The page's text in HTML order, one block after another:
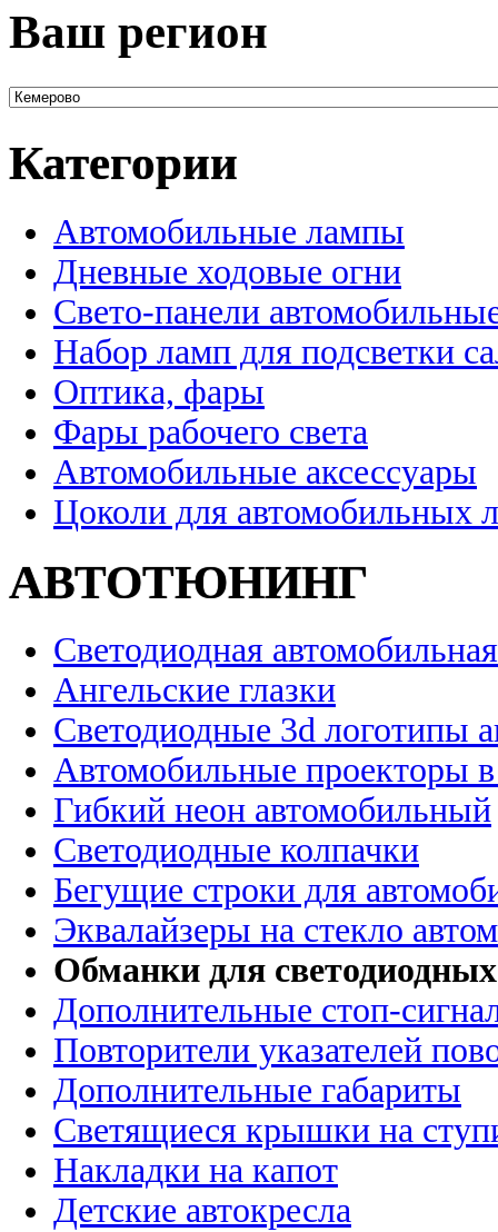
Ваш регион
Категории
Автомобильные лампы
Дневные ходовые огни
Свето-панели
Набор ламп для подсветки
Оптика, фары
Фары рабочего света
Автомобильные аксессуары
Цоколи для автомобильных
АВТОТЮНИНГ
Светодиодная
Ангельские глазки
Светодиодные 3d логотипы
Автомобильные проекторы
Гибкий неон автомобильный
Светодиодные колпачки
Бегущие строки для
Эквалайзеры на стекло
Обманки для
Дополнительные стоп-
Повторители указателей
Дополнительные габариты
Светящиеся крышки на
Накладки на капот
Детские автокресла